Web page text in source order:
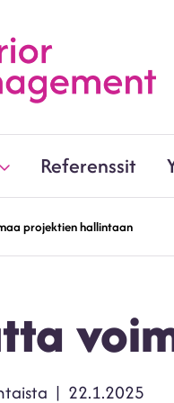
Referenssit
projektien hallintaan
Julkaistu
22.1.2025